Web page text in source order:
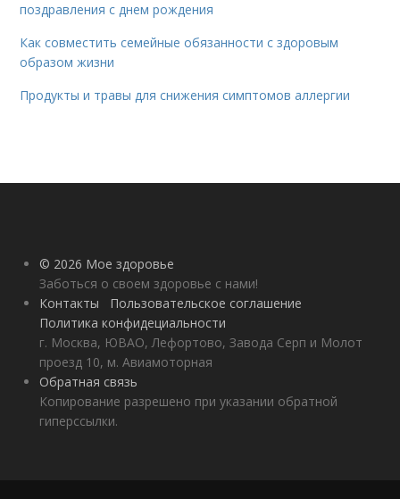
поздравления с днем рождения
Как совместить семейные обязанности с здоровым
образом жизни
Продукты и травы для снижения симптомов аллергии
© 2026 Мое здоровье
Заботься о своем здоровье с нами!
Контакты
Пользовательское соглашение
Политика конфидециальности
г. Москва, ЮВАО, Лефортово, Завода Серп и Молот
проезд 10, м. Авиамоторная
Обратная связь
Копирование разрешено при указании обратной
гиперссылки.